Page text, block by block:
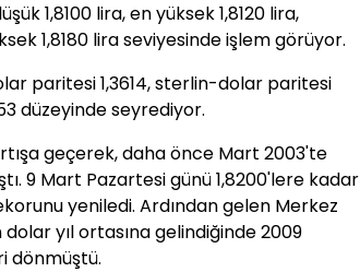
1,8100 lira, en yüksek 1,8120 lira,
1,8180 lira seviyesinde işlem görüyor.
paritesi 1,3614, sterlin-dolar paritesi
düzeyinde seyrediyor.
geçerek, daha önce Mart 2003'te
9 Mart Pazartesi günü 1,8200'lere kadar
yeniledi. Ardından gelen Merkez
yıl ortasına gelindiğinde 2009
dönmüştü.